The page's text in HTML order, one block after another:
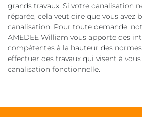
grands travaux. Si votre canalisation
réparée, cela veut dire que vous avez
canalisation. Pour toute demande,
AMEDEE William vous apporte des
compétentes à la hauteur des
effectuer des travaux qui visent à
canalisation fonctionnelle.